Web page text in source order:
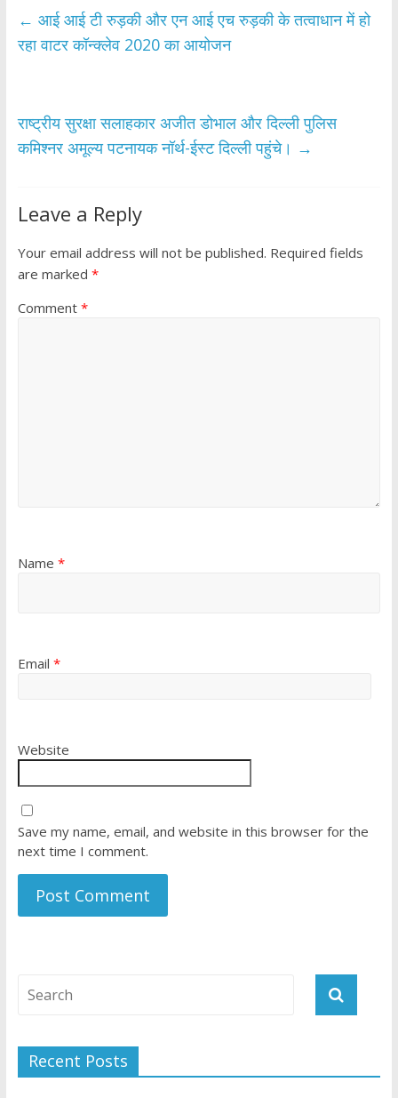
b
o
er s
A
e
← आई आई टी रुड़की और एन आई एच रुड़की के तत्वाधान में हो
रहा वाटर कॉन्क्लेव 2020 का आयोजन
राष्ट्रीय सुरक्षा सलाहकार अजीत डोभाल और दिल्ली पुलिस
कमिश्नर अमूल्य पटनायक नॉर्थ-ईस्ट दिल्ली पहुंचे। →
Leave a Reply
Your email address will not be published. Required fields
are marked *
Comment *
Name *
Email *
Website
Save my name, email, and website in this browser for the
next time I comment.
Recent Posts